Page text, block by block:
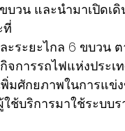
บวน และนำมาเปิดเ
ที่
ะระยะไกล 6 ขบวน
การรถไฟแห่งประเ
มศักยภาพในการแข่
ช้บริการมาใช้ระบบร